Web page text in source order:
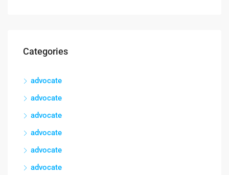
Categories
advocate
advocate
advocate
advocate
advocate
advocate